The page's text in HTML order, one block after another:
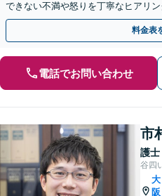
できない不満や怒りを丁寧なヒアリ
謝料請求サポート」【子連れ相談可
料金表
電話でお問い合わせ
市
護士
谷四
大
阪